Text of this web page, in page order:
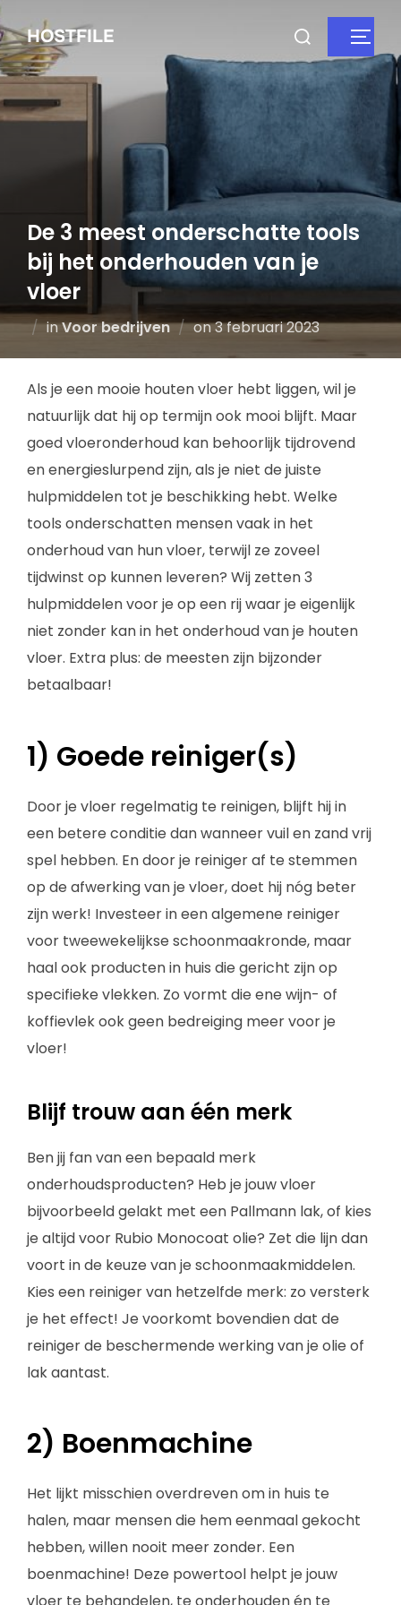
HOSTFILE
De 3 meest onderschatte tools
bij het onderhouden van je
vloer
inVoor bedrijven on3 februari 2023
Als je een mooie houten vloer hebt liggen, wil je
natuurlijk dat hij op termijn ook mooi blijft. Maar
goed vloeronderhoud kan behoorlijk tijdrovend
en energieslurpend zijn, als je niet de juiste
hulpmiddelen tot je beschikking hebt. Welke
tools onderschatten mensen vaak in het
onderhoud van hun vloer, terwijl ze zoveel
tijdwinst op kunnen leveren? Wij zetten 3
hulpmiddelen voor je op een rij waar je eigenlijk
niet zonder kan in het onderhoud van je houten
vloer. Extra plus: de meesten zijn bijzonder
betaalbaar!
1) Goede reiniger(s)
Door je vloer regelmatig te reinigen, blijft hij in
een betere conditie dan wanneer vuil en zand vrij
spel hebben. En door je reiniger af te stemmen
op de afwerking van je vloer, doet hij nóg beter
zijn werk! Investeer in een algemene reiniger
voor tweewekelijkse schoonmaakronde, maar
haal ook producten in huis die gericht zijn op
specifieke vlekken. Zo vormt die ene wijn- of
koffievlek ook geen bedreiging meer voor je
vloer!
Blijf trouw aan één merk
Ben jij fan van een bepaald merk
onderhoudsproducten? Heb je jouw vloer
bijvoorbeeld gelakt met een Pallmann lak, of kies
je altijd voor Rubio Monocoat olie? Zet die lijn dan
voort in de keuze van je schoonmaakmiddelen.
Kies een reiniger van hetzelfde merk: zo versterk
je het effect! Je voorkomt bovendien dat de
reiniger de beschermende werking van je olie of
lak aantast.
2) Boenmachine
Het lijkt misschien overdreven om in huis te
halen, maar mensen die hem eenmaal gekocht
hebben, willen nooit meer zonder. Een
boenmachine! Deze powertool helpt je jouw